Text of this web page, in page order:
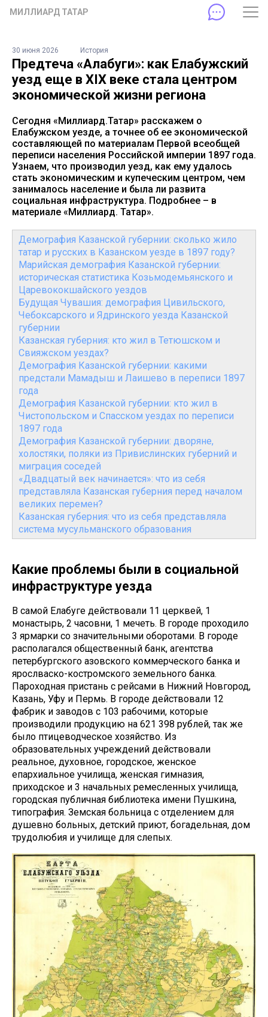
МИЛЛИАРД ТАТАР
30 июня 2026 История
Предтеча «Алабуги»: как Елабужский
уезд еще в XIX веке стала центром
экономической жизни региона
Сегодня «Миллиард.Татар» расскажем о
Елабужском уезде, а точнее об ее экономической
составляющей по материалам Первой всеобщей
переписи населения Российской империи 1897 года.
Узнаем, что производил уезд, как ему удалось
стать экономическим и купеческим центром, чем
занималось население и была ли развита
социальная инфраструктура. Подробнее – в
материале «Миллиард. Татар».
Демография Казанской губернии: сколько жило
татар и русских в Казанском уезде в 1897 году?
Марийская демография Казанской губернии:
историческая статистика Козьмодемьянского и
Царевококшайского уездов
Будущая Чувашия: демография Цивильского,
Чебоксарского и Ядринского уезда Казанской
губернии
Казанская губерния: кто жил в Тетюшском и
Свияжском уездах?
Демография Казанской губернии: какими
предстали Мамадыш и Лаишево в переписи 1897
года
Демография Казанской губернии: кто жил в
Чистопольском и Спасском уездах по переписи
1897 года
Демография Казанской губернии: дворяне,
холостяки, поляки из Привислинских губерний и
миграция соседей
«Двадцатый век начинается»: что из себя
представляла Казанская губерния перед началом
великих перемен?
Казанская губерния: что из себя представляла
система мусульманского образования
Какие проблемы были в социальной
инфраструктуре уезда
В самой Елабуге действовали 11 церквей, 1
монастырь, 2 часовни, 1 мечеть. В городе проходило
3 ярмарки со значительными оборотами. В городе
располагался общественный банк, агентства
петербургского азовского коммерческого банка и
ярослваско-костромского земельного банка.
Пароходная пристань с рейсами в Нижний Новгород,
Казань, Уфу и Пермь. В городе действовали 12
фабрик и заводов с 103 рабочими, которые
производили продукцию на 621 398 рублей, так же
было птицеводческое хозяйство. Из
образовательных учреждений действовали
реальное, духовное, городское, женское
епархиальное училища, женская гимназия,
приходское и 3 начальных ремесленных училища,
городская публичная библиотека имени Пушкина,
типография. Земская больница с отделением для
душевно больных, детский приют, богадельная, дом
трудолюбия и училище для слепых.